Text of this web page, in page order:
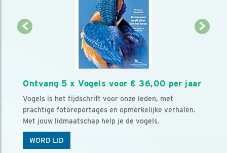
Ontvang 5 x Vogels voor € 36,00 per jaar
Vogels is het tijdschrift voor onze leden, met
prachtige fotoreportages en opmerkelijke verhalen.
Met jouw lidmaatschap help je de vogels.
WORD LID